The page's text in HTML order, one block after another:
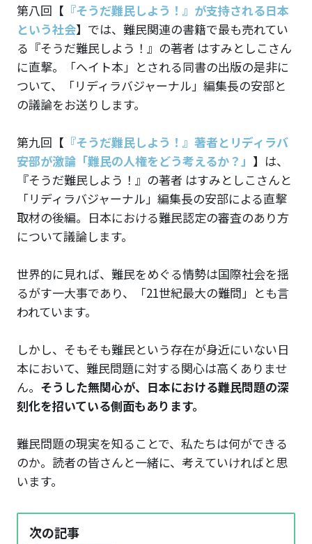
第八回 【 『そうだ難民しよう！』が支持される日本
という社会】 では、難民関連の書籍で最も売れてい
る『そうだ難民しよう！』の著者 はすみとしこさん
に直撃。「ヘイト本」とされる同書の出版の是非に
ついて、「リディラバジャーナル」編集長の安部と
の議論をお送りします。
第九回 【 『そうだ難民しよう！』著者とリディラバ
安部が激論「難民の人権をどう考えるか？」 】 は、
『そうだ難民しよう！』の著者 はすみとしこさんと
「リディラバジャーナル」編集長の安部による直撃
取材の後編。日本における難民認定の審査のあり方
について議論します。
世界的に見れば、難民をめぐる情勢は国際社会を揺
るがす一大事であり、「21世紀最大の難問」とも言
われています。
しかし、そもそも難民という存在が身近にいない日
本において、難民問題に対する関心は高くありませ
ん。 そうした無関心が、日本における難民問題の深
刻化を招いている側面もあります。
難民問題の現実を知ることで、私たちは何ができる
のか。読者の皆さんと一緒に、考えていければと思
います。
次の記事